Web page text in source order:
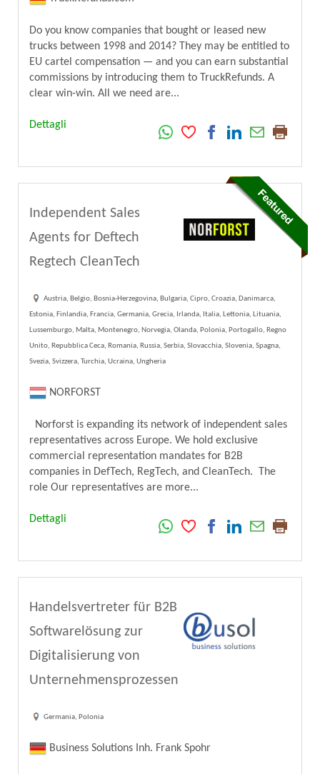
Do you know companies that bought or leased new
trucks between 1998 and 2014? They may be entitled to
EU cartel compensation — and you can earn substantial
commissions by introducing them to TruckRefunds. A
clear win-win. All we need are...
Dettagli
Independent Sales
Agents for Deftech
Regtech CleanTech
Austria, Belgio, Bosnia-Herzegovina, Bulgaria, Cipro, Croazia, Danimarca,
Estonia, Finlandia, Francia, Germania, Grecia, Irlanda, Italia, Lettonia, Lituania,
Lussemburgo, Malta, Montenegro, Norvegia, Olanda, Polonia, Portogallo, Regno
Unito, Repubblica Ceca, Romania, Russia, Serbia, Slovacchia, Slovenia, Spagna,
Svezia, Svizzera, Turchia, Ucraina, Ungheria
NORFORST
Norforst is expanding its network of independent sales
representatives across Europe. We hold exclusive
commercial representation mandates for B2B
companies in DefTech, RegTech, and CleanTech. The
role Our representatives are more...
Dettagli
Handelsvertreter für B2B
Softwarelösung zur
Digitalisierung von
Unternehmensprozessen
Germania, Polonia
Business Solutions Inh. Frank Spohr